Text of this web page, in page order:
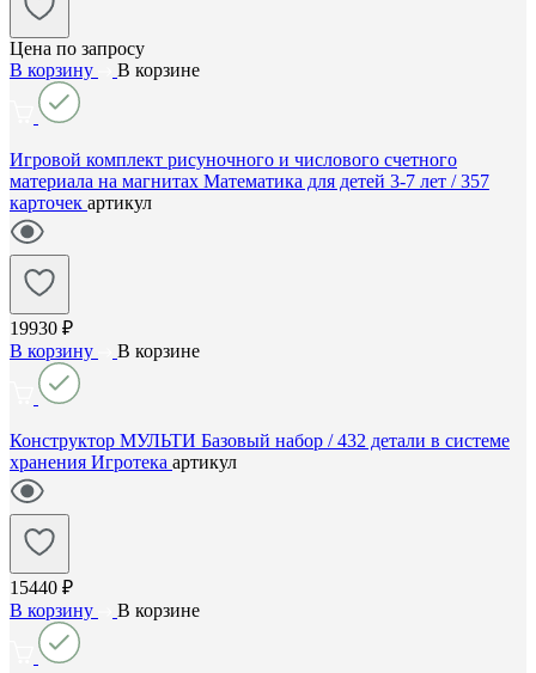
Цена по запросу
В корзину
В корзине
Игровой комплект рисуночного и числового счетного
материала на магнитах Математика для детей 3-7 лет / 357
карточек артикул
19930 ₽
В корзину
В корзине
Конструктор МУЛЬТИ Базовый набор / 432 детали в системе
хранения Игротека артикул
15440 ₽
В корзину
В корзине